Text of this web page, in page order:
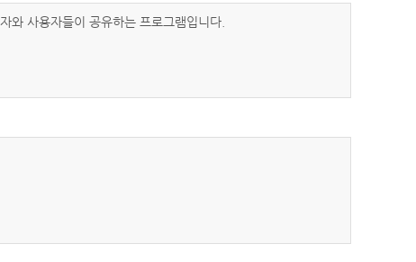
와 사용자들이 공유하는 프로그램입니다.